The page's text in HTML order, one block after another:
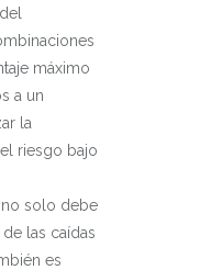
máximo
a un
la
riesgo bajo
no solo debe
las caídas
es